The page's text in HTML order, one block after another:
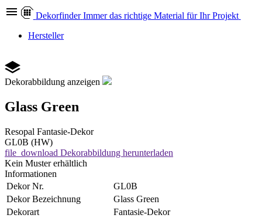
Dekorfinder Immer das richtige Material für Ihr Projekt
Hersteller
Dekorabbildung anzeigen
Glass Green
Resopal Fantasie-Dekor
GL0B (HW)
file_download Dekorabbildung herunterladen
Kein Muster erhältlich
Informationen
Dekor Nr.
GL0B
Dekor Bezeichnung
Glass Green
Dekorart
Fantasie-Dekor